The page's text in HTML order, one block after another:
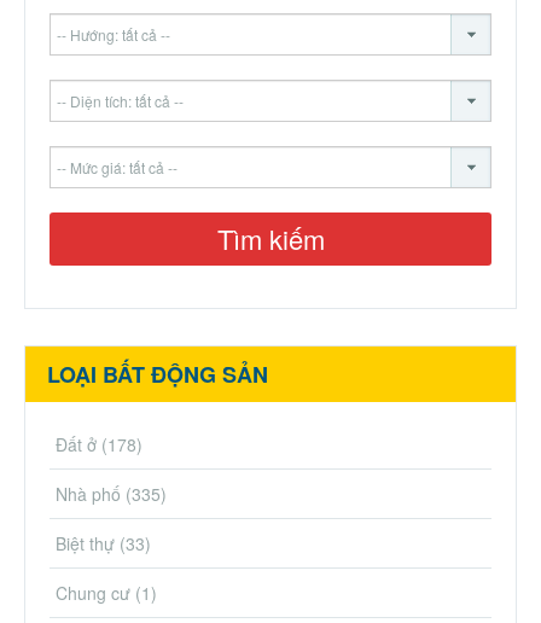
LOẠI BẤT ĐỘNG SẢN
Đất ở (178)
Nhà phố (335)
Biệt thự (33)
Chung cư (1)